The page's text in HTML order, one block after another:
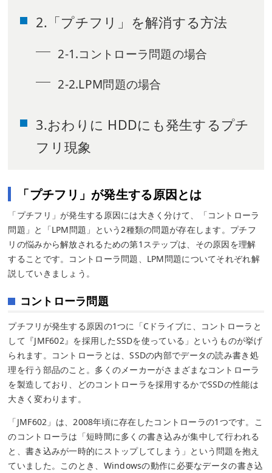
2.「プチフリ」を解消する方法
2-1.コントローラ問題の場合
2-2.LPM問題の場合
3.おわりに HDDにも発生するプチ
フリ現象
「プチフリ」が発生する原因とは
「プチフリ」が発生する原因には大きく分けて、「コントローラ
問題」と「LPM問題」という2種類の問題が存在します。プチフ
リの悩みから解放されるための第1ステップは、その原因を理解
することです。コントローラ問題、LPM問題についてそれぞれ解
説していきましょう。
コントローラ問題
プチフリが発生する原因の1つに「Cドライブに、コントローラと
して『JMF602』を採用したSSDを使っている」というものが挙げ
られます。コントローラとは、SSDの内部でデータの読み書き処
理を行う部品のこと。多くのメーカーがさまざまなコントローラ
を製造しており、どのコントローラを採用するかでSSDの性能は
大きく変わります。
「JMF602」は、2008年頃に存在したコントローラの1つです。こ
のコントローラは「短時間に多くの書き込みが集中して行われる
と、書き込みが一時的にストップしてしまう」という問題を抱え
ていました。このとき、Windowsの動作に必要なデータの書き込